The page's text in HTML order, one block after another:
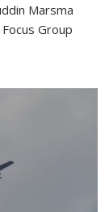
Marsma
Group